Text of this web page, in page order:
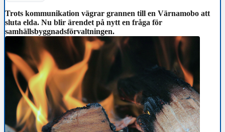
Trots kommunikation vägrar grannen till en Värnamobo att
sluta elda. Nu blir ärendet på nytt en fråga för
samhällsbyggnadsförvaltningen.